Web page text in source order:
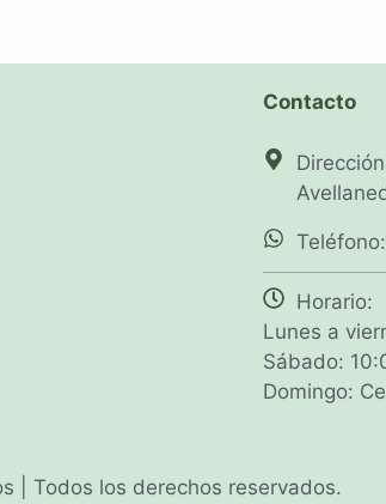
Contacto
Horario:
Lunes a
Sábado:
Domingo:
| Todos los derechos reservados.